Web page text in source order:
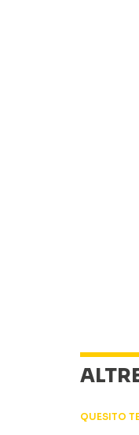
QUESITO